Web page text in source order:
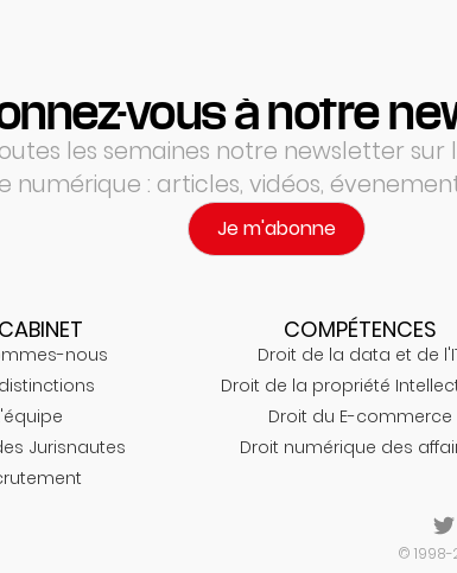
vous à notre
les semaines notre newsletter sur
numérique : articles, vidéos,
Je m'abonne
nous
Jurisnautes
COMPÉTENCES
Droit de la data et de
Droit de la propriété
Droit du E-commerce
Droit numérique des
©